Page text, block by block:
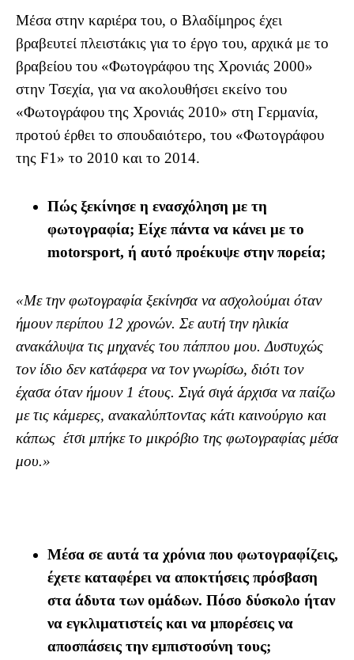
Μέσα στην καριέρα του, ο Βλαδίμηρος έχει
βραβευτεί πλειστάκις για το έργο του, αρχικά με το
βραβείου του «Φωτογράφου της Χρονιάς 2000»
στην Τσεχία, για να ακολουθήσει εκείνο του
«Φωτογράφου της Χρονιάς 2010» στη Γερμανία,
προτού έρθει το σπουδαιότερο, του «Φωτογράφου
της F1» το 2010 και το 2014.
Πώς ξεκίνησε η ενασχόληση με τη
φωτογραφία; Είχε πάντα να κάνει με το
motorsport, ή αυτό προέκυψε στην πορεία;
«Με την φωτογραφία ξεκίνησα να ασχολούμαι όταν
ήμουν περίπου 12 χρονών. Σε αυτή την ηλικία
ανακάλυψα τις μηχανές του πάππου μου. Δυστυχώς
τον ίδιο δεν κατάφερα να τον γνωρίσω, διότι τον
έχασα όταν ήμουν 1 έτους. Σιγά σιγά άρχισα να παίζω
με τις κάμερες, ανακαλύπτοντας κάτι καινούργιο και
κάπως έτσι μπήκε το μικρόβιο της φωτογραφίας μέσα
μου.»
Μέσα σε αυτά τα χρόνια που φωτογραφίζεις,
έχετε καταφέρει να αποκτήσεις πρόσβαση
στα άδυτα των ομάδων. Πόσο δύσκολο ήταν
να εγκλιματιστείς και να μπορέσεις να
αποσπάσεις την εμπιστοσύνη τους;